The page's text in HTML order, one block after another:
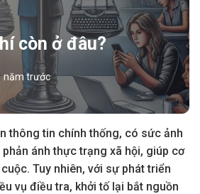
còn ở đâu?
năm trước
thông tin chính thống, có sức ảnh
ánh thực trạng xã hội, giúp cơ
Tuy nhiên, với sự phát triển
vụ điều tra, khởi tố lại bắt nguồn